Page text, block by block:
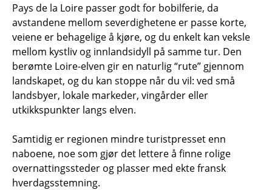
Pays de la Loire passer godt for bobilferie, da
avstandene mellom severdighetene er passe korte,
veiene er behagelige å kjøre, og du enkelt kan veksle
mellom kystliv og innlandsidyll på samme tur. Den
berømte Loire-elven gir en naturlig “rute” gjennom
landskapet, og du kan stoppe når du vil: ved små
landsbyer, lokale markeder, vingårder eller
utkikkspunkter langs elven.
Samtidig er regionen mindre turistpresset enn
naboene, noe som gjør det lettere å finne rolige
overnattingssteder og plasser med ekte fransk
hverdagsstemning.